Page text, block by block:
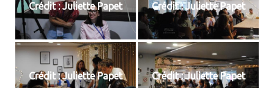
Crédit : Juliette Papet Crédit : Juliette Papet
Crédit : Juliette Papet Crédit : Juliette Papet